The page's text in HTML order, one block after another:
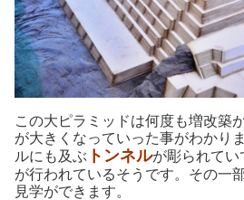
この大ピラミッドは何度も増改築
が大きくなっていった事がわかり
ルにも及ぶ トンネルが彫られてい
が行われているそうです。その一
見学ができます。